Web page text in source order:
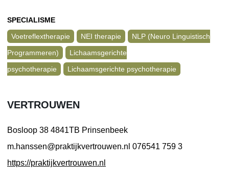
SPECIALISME
Voetreflextherapie
NEI therapie
NLP (Neuro Linguistisch
Programmeren)
Lichaamsgerichte
psychotherapie
Lichaamsgerichte psychotherapie
VERTROUWEN
Bosloop 38 4841TB Prinsenbeek
m.hanssen@praktijkvertrouwen.nl 076541 759 3
https://praktijkvertrouwen.nl